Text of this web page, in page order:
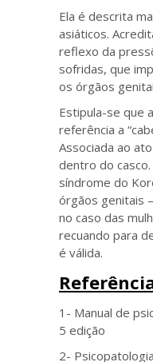
Ela é descrita
asiáticos.
reflexo da
sofridas, que
os órgãos
Estipula-se que
referência a
Associada ao
dentro do
síndrome do
órgãos genitais
no caso das
recuando para
é válida.
1- Manual de
5 edição
2-